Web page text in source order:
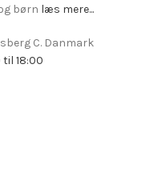
børn læs mere...
C. Danmark
til 18:00